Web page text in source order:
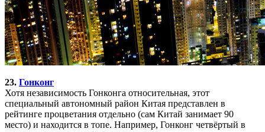
23. Гонконг
Хотя независимость Гонконга относительная, этот
специальный автономный район Китая представлен в
рейтинге процветания отдельно (сам Китай занимает 90
место) и находится в топе. Например, Гонконг четвёртый в